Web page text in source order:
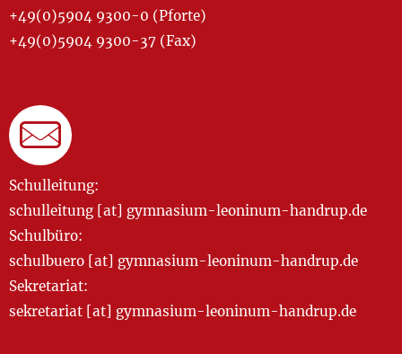
+49(0)5904 9300-0 (Pforte)
+49(0)5904 9300-37 (Fax)
Schulleitung:
schulleitung [at] gymnasium-leoninum-handrup.de
Schulbüro:
schulbuero [at] gymnasium-leoninum-handrup.de
Sekretariat:
sekretariat [at] gymnasium-leoninum-handrup.de